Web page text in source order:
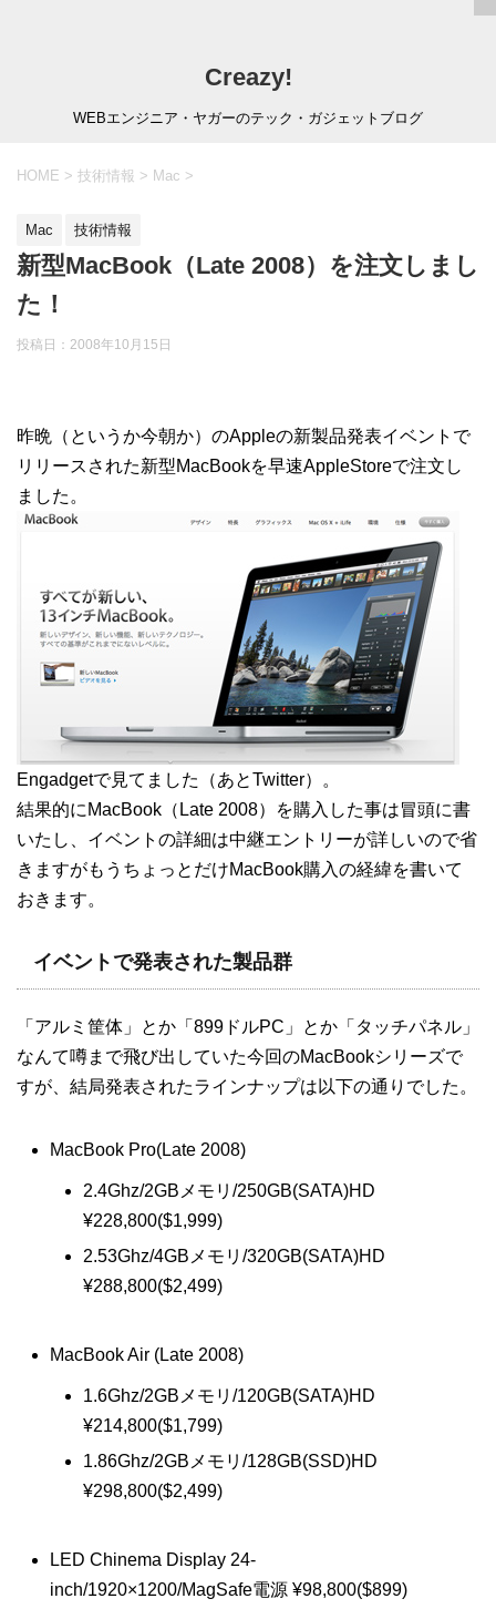
Creazy!
WEBエンジニア・ヤガーのテック・ガジェットブログ
HOME > 技術情報 > Mac >
Mac 技術情報
新型MacBook（Late 2008）を注文しまし
た！
投稿日： 2008年10月15日
昨晩（というか今朝か）のAppleの新製品発表イベントで
リリースされた新型MacBookを早速AppleStoreで注文し
ました。
Engadgetで見てました（あとTwitter）。
結果的にMacBook（Late 2008）を購入した事は冒頭に書
いたし、イベントの詳細は中継エントリーが詳しいので省
きますがもうちょっとだけMacBook購入の経緯を書いて
おきます。
イベントで発表された製品群
「アルミ筐体」とか「899ドルPC」とか「タッチパネル」
なんて噂まで飛び出していた今回のMacBookシリーズで
すが、結局発表されたラインナップは以下の通りでした。
MacBook Pro(Late 2008)
2.4Ghz/2GBメモリ/250GB(SATA)HD
¥228,800($1,999)
2.53Ghz/4GBメモリ/320GB(SATA)HD
¥288,800($2,499)
MacBook Air (Late 2008)
1.6Ghz/2GBメモリ/120GB(SATA)HD
¥214,800($1,799)
1.86Ghz/2GBメモリ/128GB(SSD)HD
¥298,800($2,499)
LED Chinema Display 24-
inch/1920×1200/MagSafe電源 ¥98,800($899)